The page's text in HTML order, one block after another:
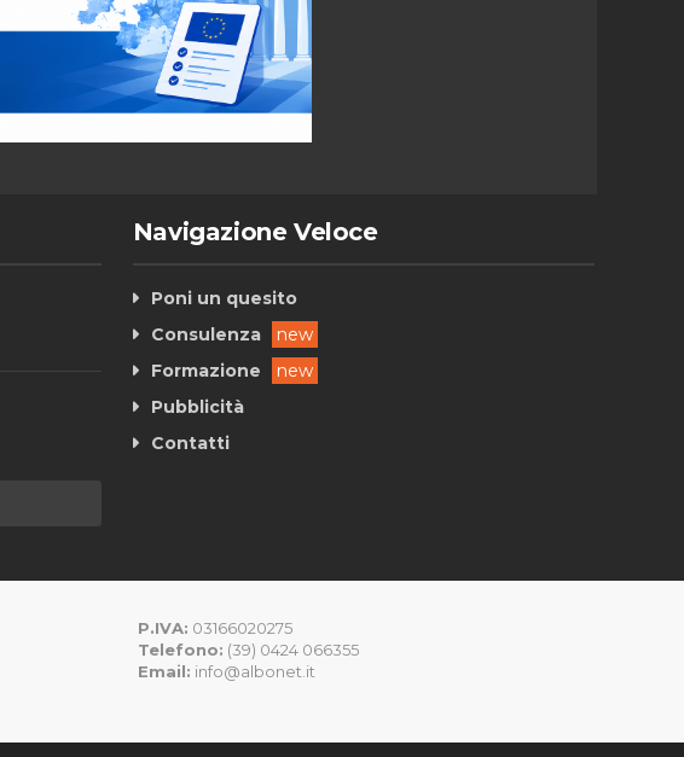
Navigazione Veloce
Poni un quesito
Consulenza
new
Formazione
new
Pubblicità
Contatti
P.IVA: 03166020275
Telefono: (39) 0424 066355
Email: info@albonet.it